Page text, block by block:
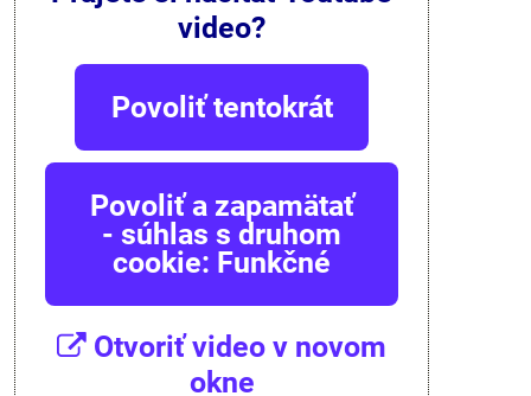
video?
Povoliť tentokrát
Povoliť a zapamätať
- súhlas s druhom
cookie: Funkčné
Otvoriť video v novom
okne